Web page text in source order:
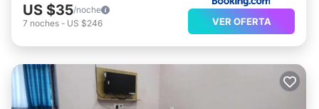
US $35/noche
7 noches - US $246 VER OFERTA